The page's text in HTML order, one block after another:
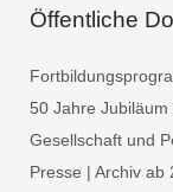
Öffentliche
50 Jahre
Gesellschaft und
Presse | Archiv ab